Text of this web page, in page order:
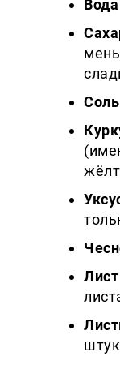
Вода
Соль